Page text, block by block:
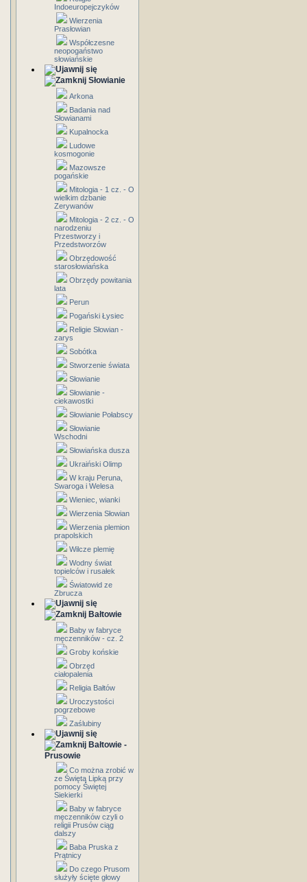
Indoeuropejczyków
Wierzenia
Prasłowian
Współczesne
neopogaństwo
słowiańskie
Słowianie
Arkona
Badania nad
Słowianami
Kupalnocka
Ludowe
kosmogonie
Mazowsze
pogańskie
Mitologia - 1 cz. - O
wielkim dzbanie
Zerywanów
Mitologia - 2 cz. - O
narodzeniu
Przestworzy i
Przedstworzów
Obrzędowość
starosłowiańska
Obrzędy powitania
lata
Perun
Pogański Łysiec
Religie Słowian -
zarys
Sobótka
Stworzenie świata
Słowianie
Słowianie -
ciekawostki
Słowianie Połabscy
Słowianie
Wschodni
Słowiańska dusza
Ukraiński Olimp
W kraju Peruna,
Swaroga i Welesa
Wieniec, wianki
Wierzenia Słowian
Wierzenia plemion
prapolskich
Wilcze plemię
Wodny świat
topielców i rusałek
Światowid ze
Zbrucza
Bałtowie
Baby w fabryce
męczenników - cz. 2
Groby końskie
Obrzęd
ciałopalenia
Religia Bałtów
Uroczystości
pogrzebowe
Zaślubiny
Bałtowie -
Prusowie
Co można zrobić w
ze Świętą Lipką przy
pomocy Świętej
Siekierki
Baby w fabryce
męczenników czyli o
religii Prusów ciąg
dalszy
Baba Pruska z
Prątnicy
Do czego Prusom
służyły ścięte głowy